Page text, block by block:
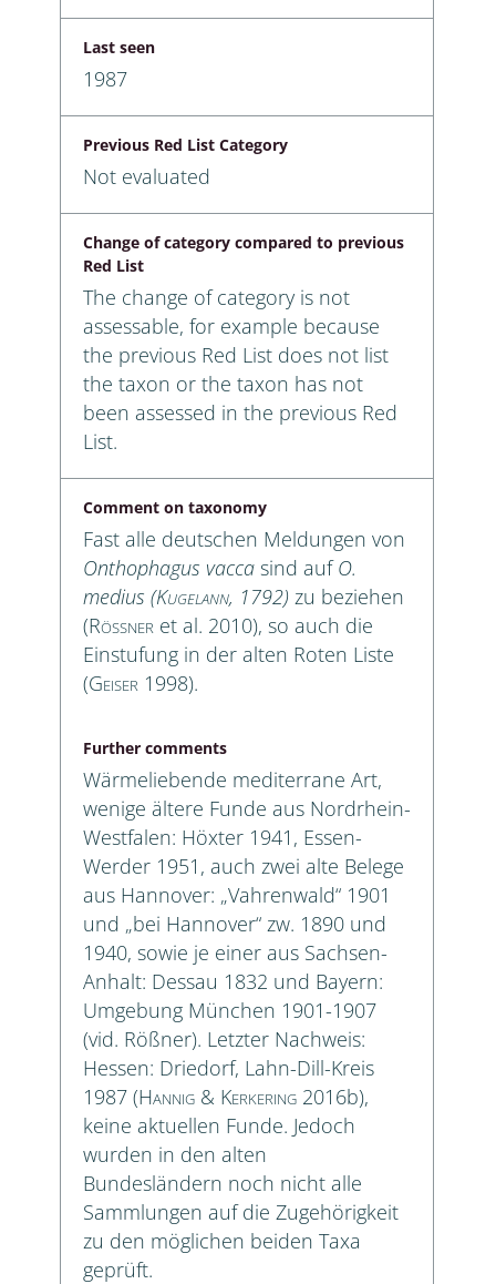
Last seen
1987
Previous Red List Category
Not evaluated
Change of category compared to previous
Red List
The change of category is not
assessable, for example because
the previous Red List does not list
the taxon or the taxon has not
been assessed in the previous Red
List.
Comment on taxonomy
Fast alle deutschen Meldungen von
Onthophagus vacca sind aufO.
medius (Kugelann, 1792) zu beziehen
(Rößner et al. 2010), so auch die
Einstufung in der alten Roten Liste
(Geiser 1998).
Further comments
Wärmeliebende mediterrane Art,
wenige ältere Funde aus Nordrhein-
Westfalen: Höxter 1941, Essen-
Werder 1951, auch zwei alte Belege
aus Hannover: „Vahrenwald“ 1901
und „bei Hannover“ zw. 1890 und
1940, sowie je einer aus Sachsen-
Anhalt: Dessau 1832 und Bayern:
Umgebung München 1901-1907
(vid. Rößner). Letzter Nachweis:
Hessen: Driedorf, Lahn-Dill-Kreis
1987 (Hannig & Kerkering 2016b),
keine aktuellen Funde. Jedoch
wurden in den alten
Bundesländern noch nicht alle
Sammlungen auf die Zugehörigkeit
zu den möglichen beiden Taxa
geprüft.